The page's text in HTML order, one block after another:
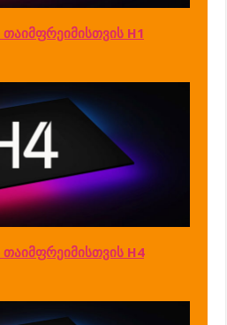
თაიმფრეიმისთვის H1
თაიმფრეიმისთვის H4